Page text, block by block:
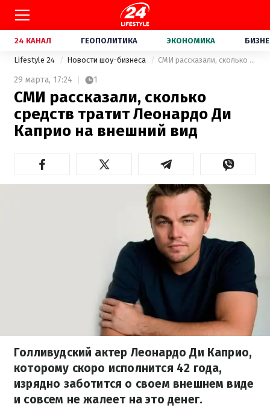
24 КАНАЛ ГЕОПОЛИТИКА ЭКОНОМИКА
Lifestyle 24 Новости шоу-бизнеса СМИ рассказали, сколько средств тратит Леонардо Ди Каприо на внешний вид
29 марта, 17:24 1
СМИ рассказали, сколько
средств тратит Леонардо Ди
Каприо на внешний вид
Голливудский актер Леонардо Ди Каприо,
которому скоро исполнится 42 года,
изрядно заботится о своем внешнем виде
и совсем не жалеет на это денег.